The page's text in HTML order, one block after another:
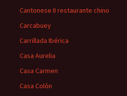
Cantonese II restaurante chino
Carcabuey
Carrillada Ibérica
Casa Aurelia
Casa Carmen
Casa Colón